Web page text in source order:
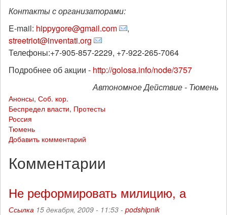
Контакты с организаторами:
E-mail: hippygore@gmail.com
,
streetriot@inventati.org
Телефоны:+7-905-857-2229, +7-922-265-7064
Подробнее об акции - http://golosa.info/node/3757
Автономное Действие - Тюмень
Анонсы, Соб. кор.
Беспредел власти, Протесты
Россия
Тюмень
Добавить комментарий
Комментарии
Не реформировать милицию, а
Ссылка 15 декабря, 2009 - 11:53 - podshipnik